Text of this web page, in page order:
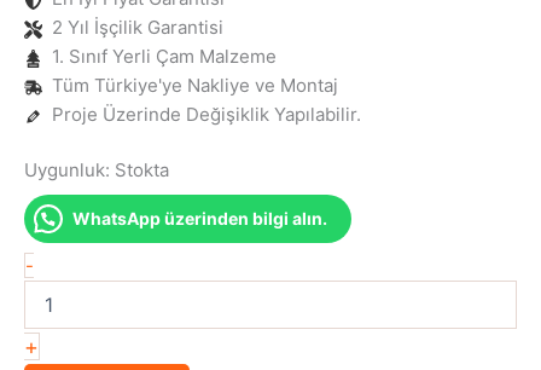
2 Yıl İşçilik Garantisi
1. Sınıf Yerli Çam Malzeme
Tüm Türkiye'ye Nakliye ve Montaj
Proje Üzerinde Değişiklik Yapılabilir.
Uygunluk: Stokta
WhatsApp üzerinden bilgi alın.
-
m²
Ahşap
Ev
Nova
+